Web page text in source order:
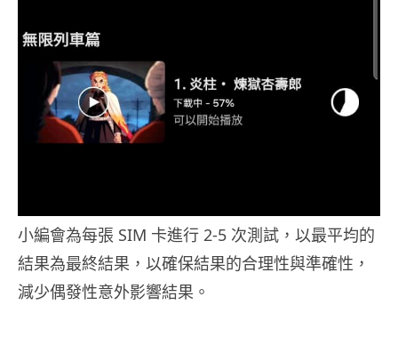
小編會為每張 SIM 卡進行 2-5 次測試，以最平均的
結果為最終結果，以確保結果的合理性與準確性，
減少偶發性意外影響結果。